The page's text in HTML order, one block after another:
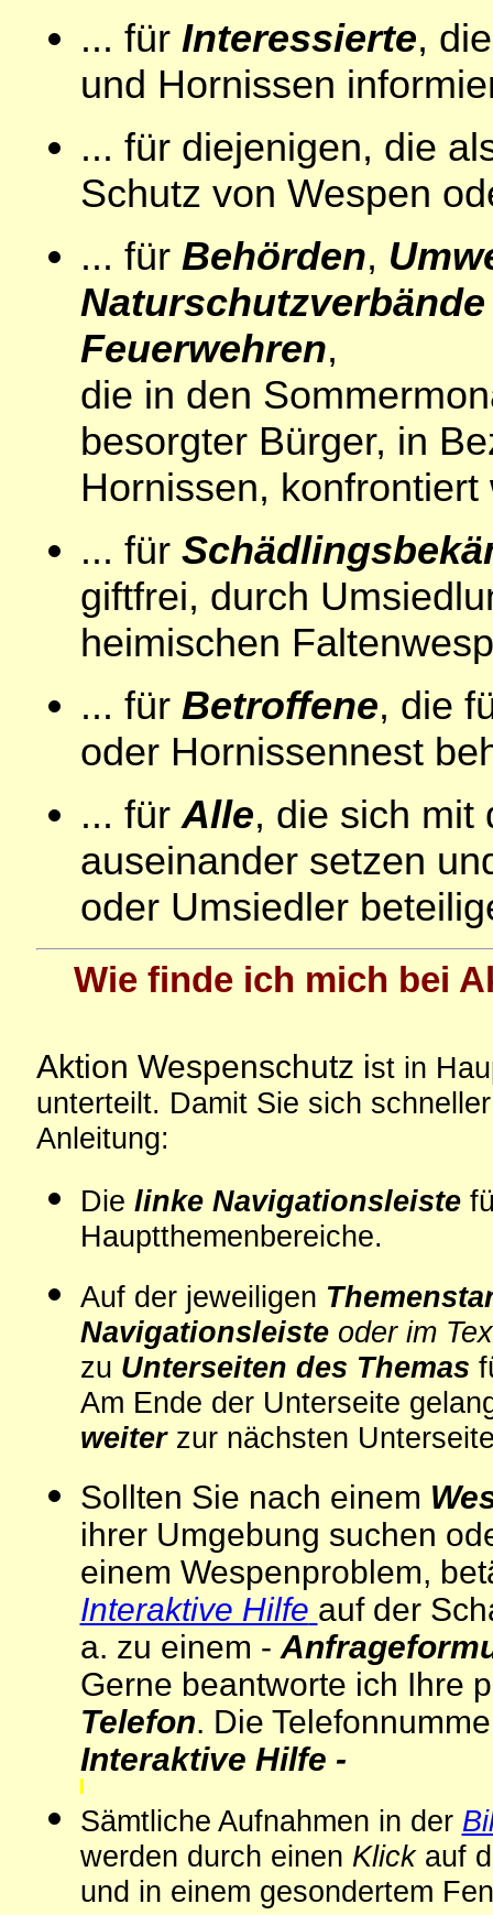
... für Interessierte,
und Hornissen
... für diejenigen, die
Schutz von Wespen
... für Behörden,
Feuerwehren,
die in den
besorgter Bürger, in
Hornissen, konfrontiert
... für
giftfrei, durch
heimischen
... für Betroffene, die
oder Hornissennest
... für Alle, die sich mit
auseinander setzen
oder Umsiedler
Wie finde ich mich bei
Aktion Wespenschutz ist in
unterteilt. Damit Sie sich
Anleitung:
Die linke Navigationsleiste
Hauptthemenbereiche.
Auf der jeweiligen
Navigationsleiste oder im
zu Unterseiten des Themas
Am Ende der Unterseite
weiter zur nächsten
Sollten Sie nach einem
ihrer Umgebung suchen
einem Wespenproblem,
Interaktive Hilfe auf der
a. zu einem -
Gerne beantworte ich Ihre
Telefon. Die
Interaktive Hilfe -
Sämtliche Aufnahmen in der
werden durch einen Klickauf
und in einem gesondertem